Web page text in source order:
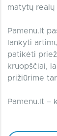
matytų realų
Pamenu.lt
lankyti
patikėti
kruopščiai,
prižiūrime
Pamenu.lt –